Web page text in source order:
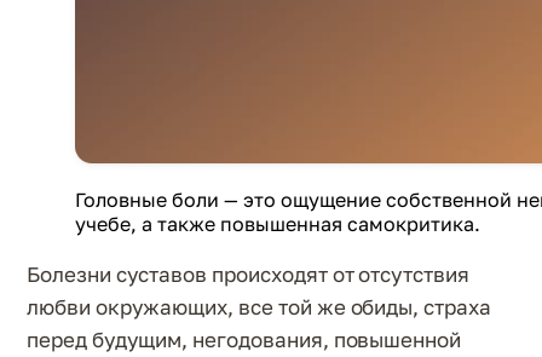
Головные боли — это ощущение собственной
учебе, а также повышенная самокритика.
Болезни суставов происходят от отсутствия
любви окружающих, все той же обиды, страха
перед будущим, негодования, повышенной